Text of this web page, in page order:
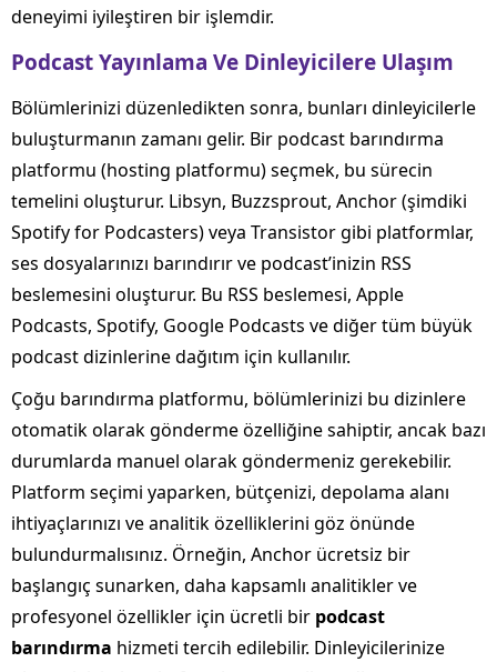
deneyimi iyileştiren bir işlemdir.
Podcast Yayınlama Ve Dinleyicilere Ulaşım
Bölümlerinizi düzenledikten sonra, bunları dinleyicilerle
buluşturmanın zamanı gelir. Bir podcast barındırma
platformu (hosting platformu) seçmek, bu sürecin
temelini oluşturur. Libsyn, Buzzsprout, Anchor (şimdiki
Spotify for Podcasters) veya Transistor gibi platformlar,
ses dosyalarınızı barındırır ve podcast’inizin RSS
beslemesini oluşturur. Bu RSS beslemesi, Apple
Podcasts, Spotify, Google Podcasts ve diğer tüm büyük
podcast dizinlerine dağıtım için kullanılır.
Çoğu barındırma platformu, bölümlerinizi bu dizinlere
otomatik olarak gönderme özelliğine sahiptir, ancak bazı
durumlarda manuel olarak göndermeniz gerekebilir.
Platform seçimi yaparken, bütçenizi, depolama alanı
ihtiyaçlarınızı ve analitik özelliklerini göz önünde
bulundurmalısınız. Örneğin, Anchor ücretsiz bir
başlangıç sunarken, daha kapsamlı analitikler ve
profesyonel özellikler için ücretli bir podcast
barındırma hizmeti tercih edilebilir. Dinleyicilerinize